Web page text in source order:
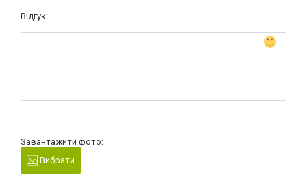
Відгук:
Завантажити фото:
Вибрати